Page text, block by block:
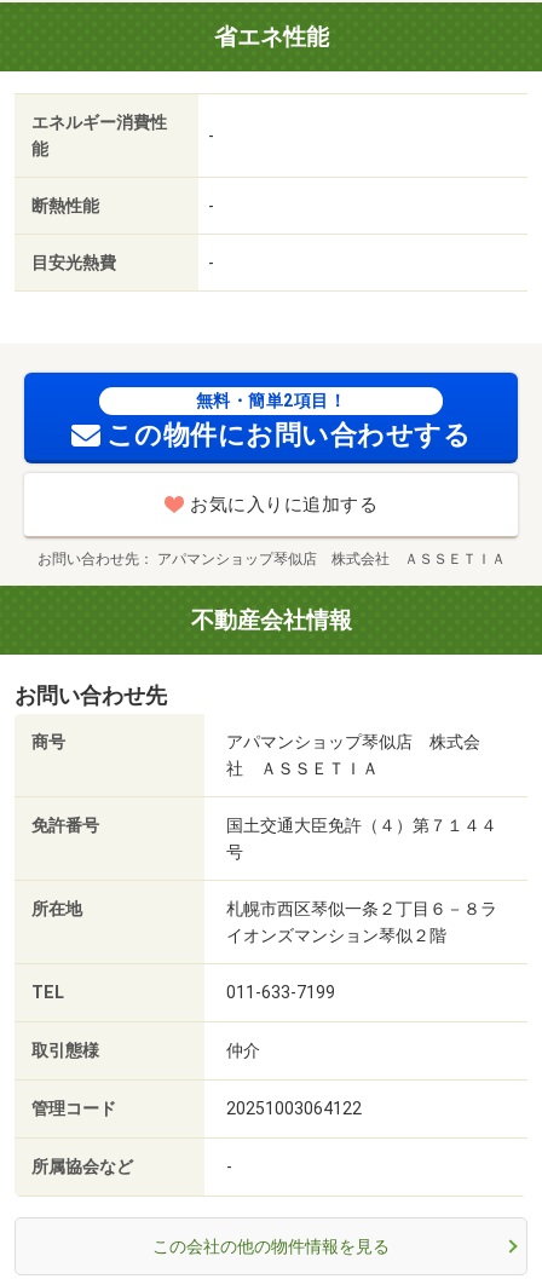
意） 18700円/預り清掃料 29700円
省エネ性能
エネルギー消費性
能
-
断熱性能 -
目安光熱費 -
無料・簡単2項目！
この物件にお問い合わせする
お気に入りに追加する
お問い合わせ先 アパマンショップ琴似店 株式会社 ＡＳＳＥＴＩＡ
不動産会社情報
お問い合わせ先
商号
アパマンショップ琴似店 株式会
社 ＡＳＳＥＴＩＡ
免許番号
国土交通大臣免許（４）第７１４４
号
所在地
札幌市西区琴似一条２丁目６－８ラ
イオンズマンション琴似２階
TEL 011-633-7199
取引態様 仲介
管理コード 20251003064122
所属協会など -
この会社の他の物件情報を見る